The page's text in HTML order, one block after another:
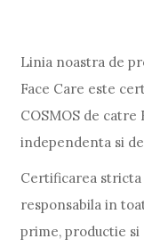
Linia noastra de
Face Care este
COSMOS de catre
independenta si
Certificarea stricta
responsabila in
prime, productie si